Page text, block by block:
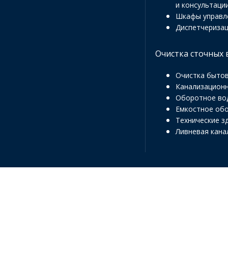
и
Шкафы
Очистка сточных
Очистка
Оборотное
Емкостное
Технические
Ливневая